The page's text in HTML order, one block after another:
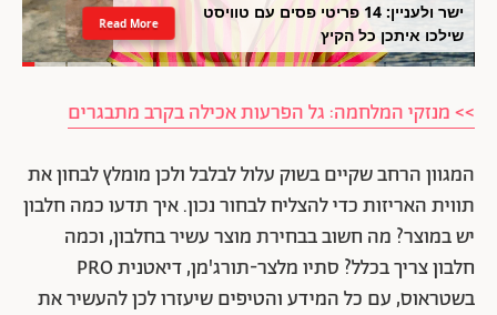
ישר ולעניין: 14 פריטי פסים עם טוויסט
שילכו איתכן כל הקיץ
Read More
>> מנזקי המלחמה: גל הפרעות אכילה בקרב מתבגרים
המגוון הרחב שקיים בשוק עלול לבלבל ולכן מומלץ לבחון את
תווית האריזות כדי להצליח לבחור נכון. איך תדעו כמה חלבון
יש במוצר? מה חשוב בבחירת מוצר עשיר בחלבון, וכמה
חלבון צריך בכלל? סתיו מלצר-תורג'מן, דיאטנית PRO
בשטראוס, עם כל המידע והטיפים שיעזרו לכן להעשיר את